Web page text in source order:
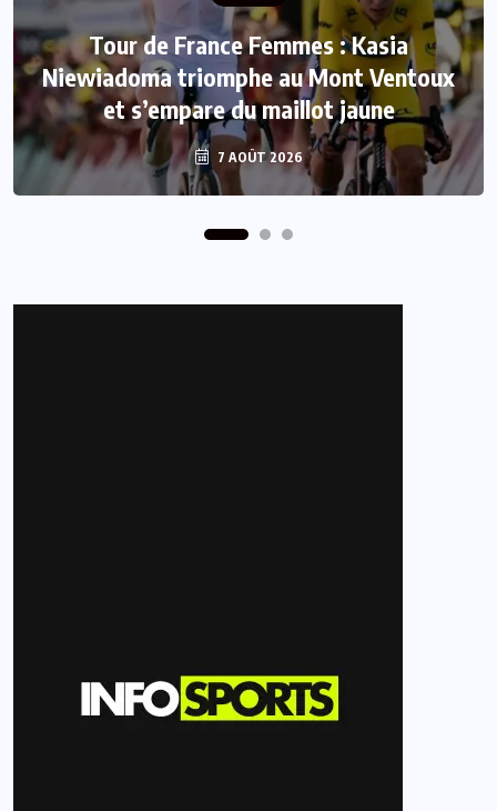
Tour de France Femmes : Kasia
Niewiadoma triomphe au Mont Ventoux
et s’empare du maillot jaune
7 AOÛT 2026
INTER
Mercato : Le FC Barcelone s’offre Rodri
pour 50 millions d’euros
7 AOÛT 2026